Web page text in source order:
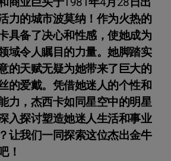
力的城市波莫纳！作为火热的
具备了决心和性感，使她成为
域令人瞩目的力量。她脚踏实
的天赋无疑为她带来了巨大的
的爱戴。凭借她迷人的个性和
力，杰西卡如同星空中的明星
入探讨塑造她迷人生活和事业
让我们一同探索这位杰出金牛
！